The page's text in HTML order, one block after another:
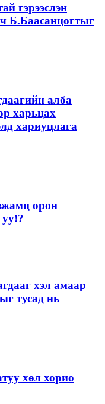
гэрээслэн
Б.Баасанцогтыг
алба
харьцах
хариуцлага
орон
хэл амаар
тусад нь
хөл хорио